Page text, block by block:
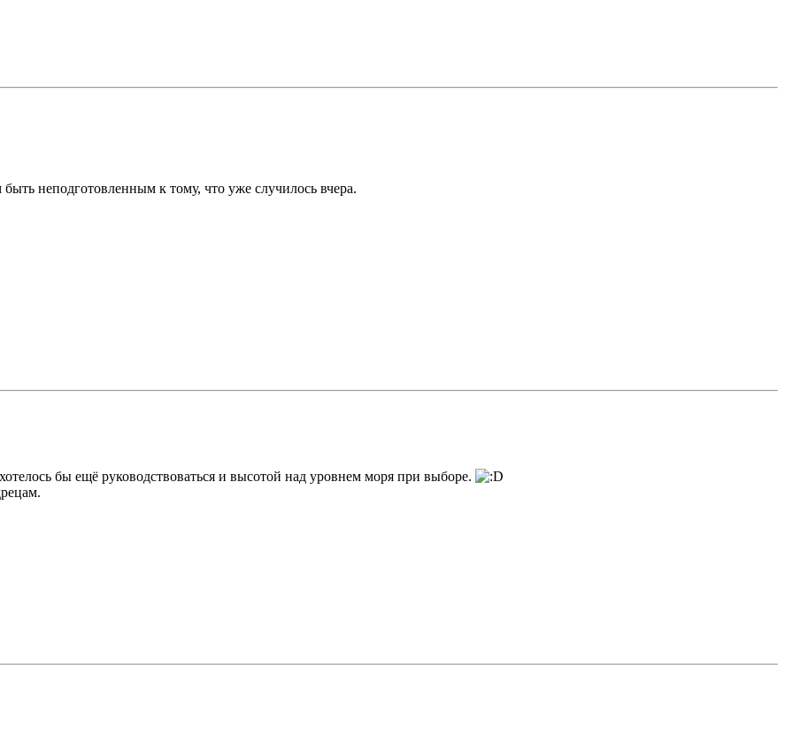
неподготовленным к тому, что уже случилось вчера.
бы ещё руководствоваться и высотой над уровнем моря при выборе.